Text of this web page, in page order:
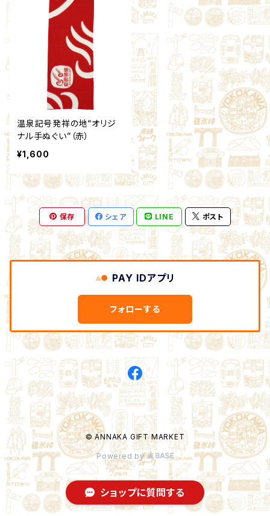
温泉記号発祥の地“オリジ
ナル手ぬぐい”（赤）
¥1,600
保存 シェア LINE ポスト
PAY IDアプリ
フォローする
© ANNAKA GIFT MARKET
Powered by
ショップに質問する